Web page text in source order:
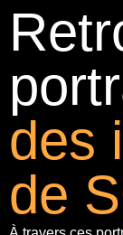
des
de